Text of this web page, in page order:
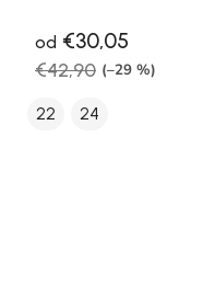
od €30,05
€42,90 (–29 %)
22 24